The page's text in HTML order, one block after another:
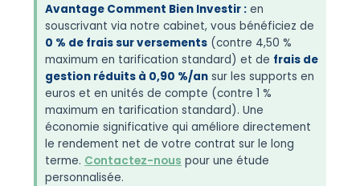
Avantage Comment Bien Investir :en
souscrivant via notre cabinet, vous bénéficiez de
0 % de frais sur versements(contre 4,50 %
maximum en tarification standard) et de frais de
gestion réduits à 0,90 %/ansur les supports en
euros et en unités de compte (contre 1 %
maximum en tarification standard). Une
économie significative qui améliore directement
le rendement net de votre contrat sur le long
terme. Contactez-nous pour une étude
personnalisée.